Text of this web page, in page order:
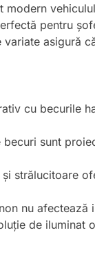
pentru
asigură
cu becurile
becuri sunt
și strălucitoare
nu
de iluminat